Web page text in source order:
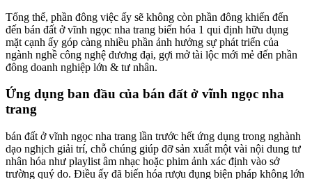
Tổng thể, phần đông việc ấy sẽ không còn phần đông khiến đến
đến bán đất ở vĩnh ngọc nha trang biến hóa 1 qui định hữu dụng
mặt cạnh ấy góp càng nhiều phần ảnh hưởng sự phát triển của
ngành nghề công nghệ đương đại, gợi mở tài lộc mới mẻ đến phần
đông doanh nghiệp lớn & tư nhân.
Ứng dụng ban đầu của bán đất ở vĩnh ngọc nha
trang
bán đất ở vĩnh ngọc nha trang lần trước hết ứng dụng trong nghành
dạo nghịch giải trí, chỗ chúng giúp đỡ sản xuất một vài nội dung tư
nhân hóa như playlist âm nhạc hoặc phim ảnh xác định vào sở
trường quý do. Điều ấy đã biến hóa rượu đụng biện pháp không lớn